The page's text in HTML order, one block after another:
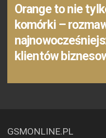
Orange to nie
komórki –
klientów
GSMONLINE.PL